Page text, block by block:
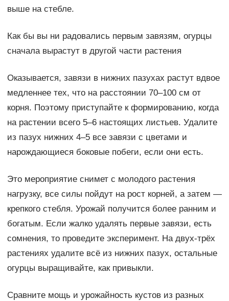
выше на стебле.
Как бы вы ни радовались первым завязям, огурцы
сначала вырастут в другой части растения
Оказывается, завязи в нижних пазухах растут вдвое
медленнее тех, что на расстоянии 70–100 см от
корня. Поэтому приступайте к формированию, когда
на растении всего 5–6 настоящих листьев. Удалите
из пазух нижних 4–5 все завязи с цветами и
нарождающиеся боковые побеги, если они есть.
Это мероприятие снимет с молодого растения
нагрузку, все силы пойдут на рост корней, а затем —
крепкого стебля. Урожай получится более ранним и
богатым. Если жалко удалять первые завязи, есть
сомнения, то проведите эксперимент. На двух-трёх
растениях удалите всё из нижних пазух, остальные
огурцы выращивайте, как привыкли.
Сравните мощь и урожайность кустов из разных